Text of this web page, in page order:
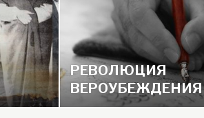
РЕВОЛЮЦИЯ
ВЕРОУБЕЖДЕНИЯ